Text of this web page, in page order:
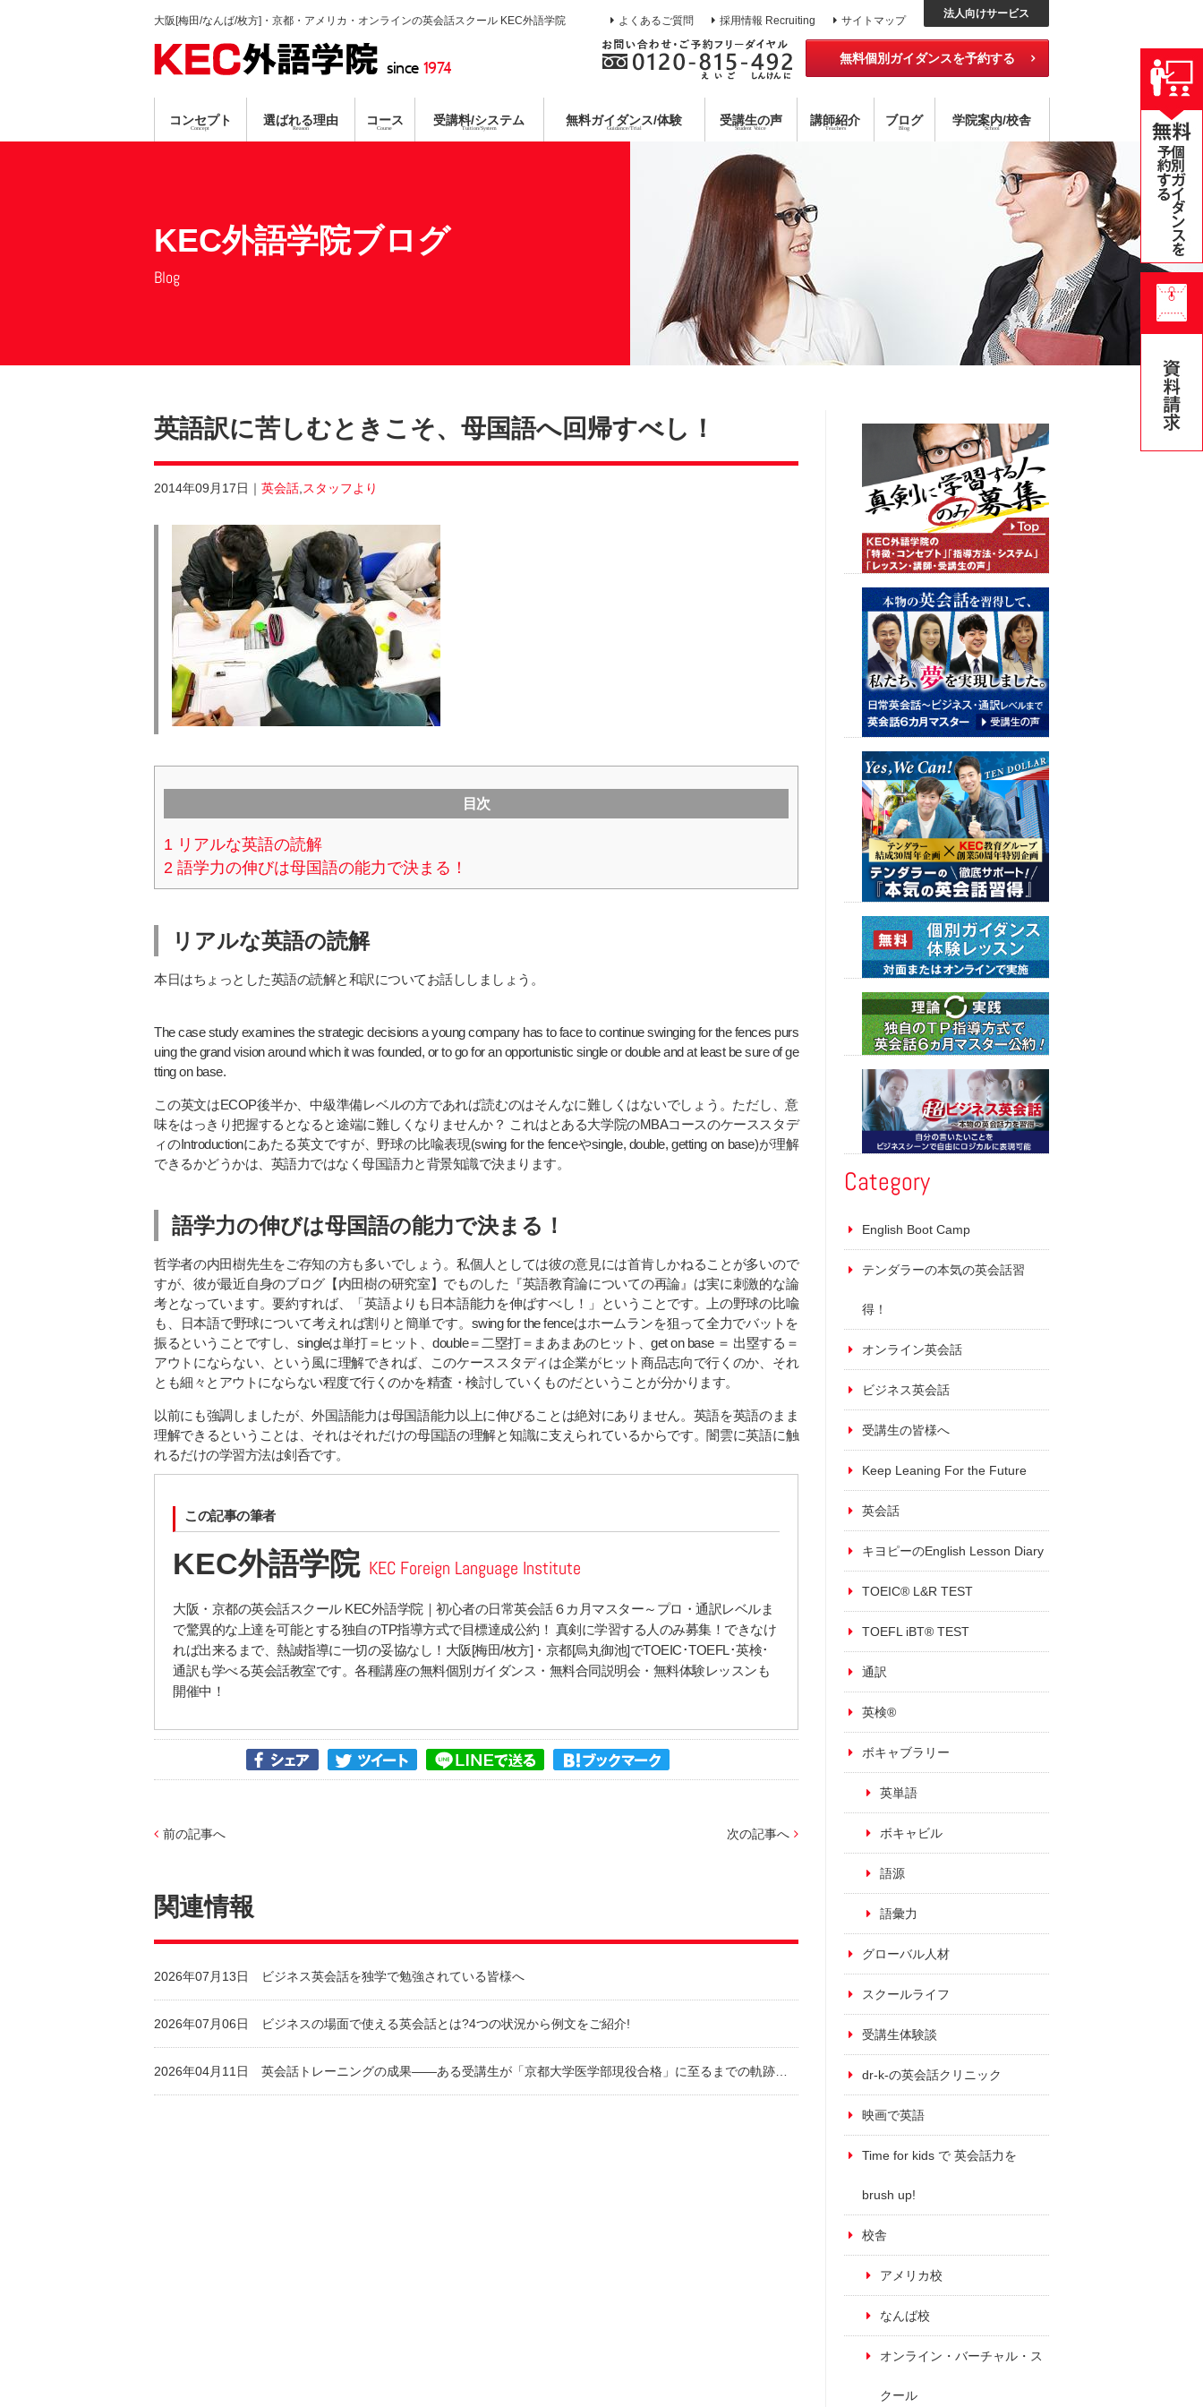
大阪[梅田/なんば/枚方]・京都・アメリカ・オンラインの英会話スクール KEC外語学院
since 1974
よくあるご質問 採用情報 Recruiting サイトマップ
法人向けサービス
無料個別ガイダンスを予約する
コンセプト
Concept
選ばれる理由
Reason
コミットメントシステム コーチング×指導 ハイブリッド型選択受講
コース
Course
各種外国語コース 個別レッスン
受講料/システム
Tuition/System
無料ガイダンス/体験
Guidance/Trial
無料体験レッスン 無料公開セミナー
受講生の声
Student Voice
講師紹介
Teachers
ブログ
Blog
学院案内/校舎
School
アメリカ校 オンライン・スクール
KEC外語学院ブログ
Blog
英語訳に苦しむときこそ、母国語へ回帰すべし！
2014年09月17日 英会話 スタッフより
目次
1 リアルな英語の読解
2 語学力の伸びは母国語の能力で決まる！
リアルな英語の読解
本日はちょっとした英語の読解と和訳についてお話ししましょう。
The case study examines the strategic decisions a young company has to face to continue swinging for the fences purs
uing the grand vision around which it was founded, or to go for an opportunistic single or double and at least be sure of ge
tting on base.
この英文はECOP後半か、中級準備レベルの方であれば読むのはそんなに難しくはないでしょう。ただし、意
味をはっきり把握するとなると途端に難しくなりませんか？ これはとある大学院のMBAコースのケーススタデ
ィのIntroductionにあたる英文ですが、野球の比喩表現(swing for the fenceやsingle, double, getting on base)が理解
できるかどうかは、英語力ではなく母国語力と背景知識で決まります。
語学力の伸びは母国語の能力で決まる！
哲学者の内田樹先生をご存知の方も多いでしょう。私個人としては彼の意見には首肯しかねることが多いので
すが、彼が最近自身のブログ【内田樹の研究室】でものした『英語教育論についての再論』は実に刺激的な論
考となっています。要約すれば、「英語よりも日本語能力を伸ばすべし！」ということです。上の野球の比喩
も、日本語で野球について考えれば割りと簡単です。swing for the fenceはホームランを狙って全力でバットを
振るということですし、singleは単打＝ヒット、double＝二塁打＝まあまあのヒット、get on base ＝ 出塁する＝
アウトにならない、という風に理解できれば、このケーススタディは企業がヒット商品志向で行くのか、それ
とも細々とアウトにならない程度で行くのかを精査・検討していくものだということが分かります。
以前にも強調しましたが、外国語能力は母国語能力以上に伸びることは絶対にありません。英語を英語のまま
理解できるということは、それはそれだけの母国語の理解と知識に支えられているからです。闇雲に英語に触
れるだけの学習方法は剣呑です。
この記事の筆者
KEC外語学院 KEC Foreign Language Institute
大阪・京都の英会話スクール KEC外語学院｜初心者の日常英会話６カ月マスター～プロ・通訳レベルま
で驚異的な上達を可能とする独自のTP指導方式で目標達成公約！ 真剣に学習する人のみ募集！できなけ
れば出来るまで、熱誠指導に一切の妥協なし！大阪[梅田/枚方]・京都[烏丸御池]でTOEIC･TOEFL･英検･
通訳も学べる英会話教室です。各種講座の無料個別ガイダンス・無料合同説明会・無料体験レッスンも
開催中！
前の記事へ 次の記事へ
関連情報
2026年07月13日 ビジネス英会話を独学で勉強されている皆様へ
2026年07月06日 ビジネスの場面で使える英会話とは?4つの状況から例文をご紹介!
2026年04月11日 英会話トレーニングの成果――ある受講生が「京都大学医学部現役合格」に至るまでの軌跡――
Category
English Boot Camp
テンダラーの本気の英会話習
得！
オンライン英会話
ビジネス英会話
受講生の皆様へ
Keep Leaning For the Future
英会話
キヨピーのEnglish Lesson Diary
TOEIC® L&R TEST
TOEFL iBT® TEST
通訳
英検®
ボキャブラリー
英単語
ボキャビル
語源
語彙力
グローバル人材
スクールライフ
受講生体験談
dr-k-の英会話クリニック
映画で英語
Time for kids で 英会話力を
brush up!
校舎
アメリカ校
なんば校
オンライン・バーチャル・ス
クール